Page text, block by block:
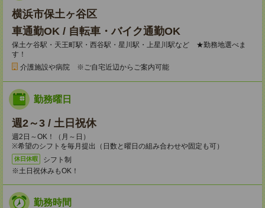
横浜市保土ヶ谷区
車通勤OK / 自転車・バイク通勤OK
保土ケ谷駅・天王町駅・西谷駅・星川駅・上星川駅など ★勤務地選べま
す！
介護施設や病院 ※ご自宅近辺からご案内可能
勤務曜日
週2～3 / 土日祝休
週2日～OK！（月～日）
※希望のシフトを毎月提出（日数と曜日の組み合わせや固定も可）
休日休暇
シフト制
※土日祝休みもOK！
勤務時間